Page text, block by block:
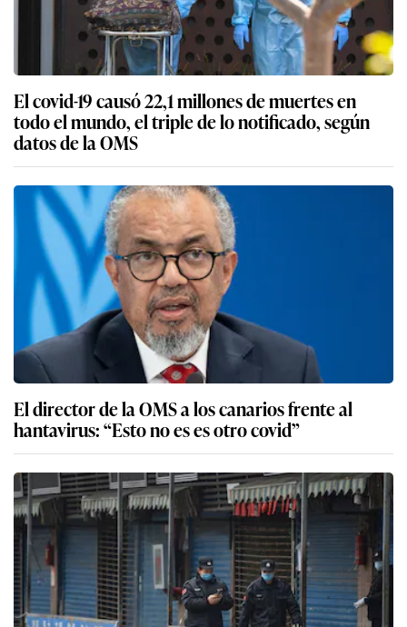
El covid-19 causó 22,1 millones de muertes en
todo el mundo, el triple de lo notificado, según
datos de la OMS
El director de la OMS a los canarios frente al
hantavirus: “Esto no es es otro covid”